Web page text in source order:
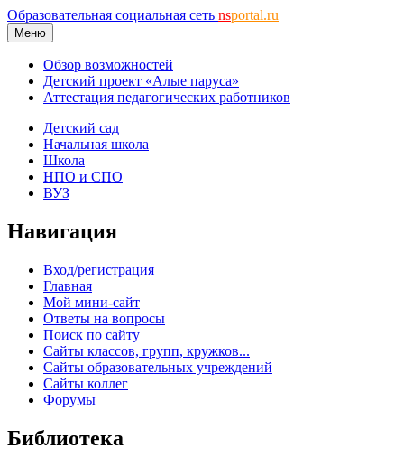
Образовательная социальная сеть nsportal.ru
Меню
Обзор возможностей
Детский проект «Алые паруса»
Аттестация педагогических работников
Детский сад
Начальная школа
Школа
НПО и СПО
ВУЗ
Навигация
Вход/регистрация
Главная
Мой мини-сайт
Ответы на вопросы
Поиск по сайту
Сайты классов, групп, кружков...
Сайты образовательных учреждений
Сайты коллег
Форумы
Библиотека